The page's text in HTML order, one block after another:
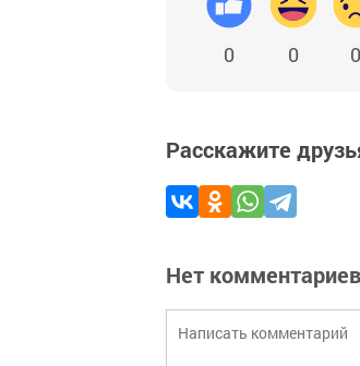
0 0 0
Расскажите
Нет комментариев